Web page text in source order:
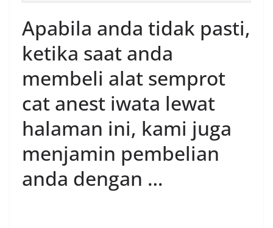
Apabila anda tidak pasti,
ketika saat anda
membeli alat semprot
cat anest iwata lewat
halaman ini, kami juga
menjamin pembelian
anda dengan …